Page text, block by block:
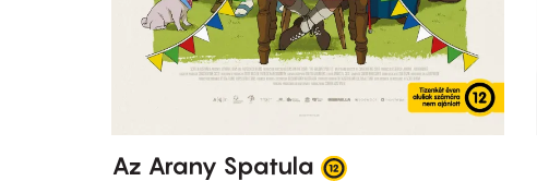
Az Arany Spatula